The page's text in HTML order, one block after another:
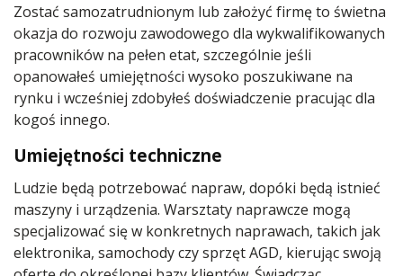
Zostać samozatrudnionym lub założyć firmę to świetna
okazja do rozwoju zawodowego dla wykwalifikowanych
pracowników na pełen etat, szczególnie jeśli
opanowałeś umiejętności wysoko poszukiwane na
rynku i wcześniej zdobyłeś doświadczenie pracując dla
kogoś innego.
Umiejętności techniczne
Ludzie będą potrzebować napraw, dopóki będą istnieć
maszyny i urządzenia. Warsztaty naprawcze mogą
specjalizować się w konkretnych naprawach, takich jak
elektronika, samochody czy sprzęt AGD, kierując swoją